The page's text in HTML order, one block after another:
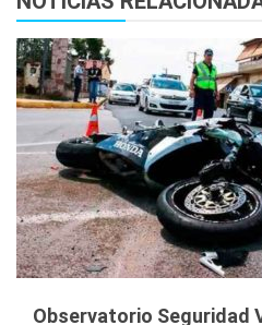
Observatorio Seguridad